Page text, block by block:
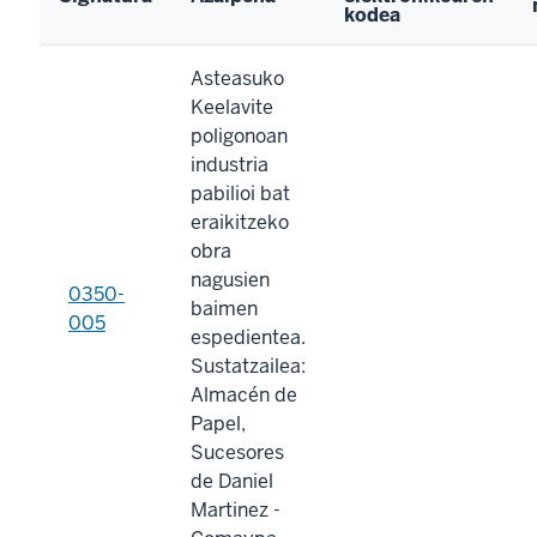
kodea
0350-
005
Asteasuko
Keelavite
poligonoan
industria
pabilioi bat
eraikitzeko
obra
nagusien
baimen
espedientea.
Sustatzailea:
Almacén de
Papel,
Sucesores
de Daniel
Marti­nez -